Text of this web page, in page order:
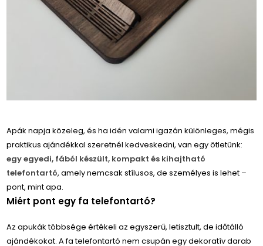
Apák napja közeleg, és ha idén valami igazán különleges, mégis
praktikus ajándékkal szeretnél kedveskedni, van egy ötletünk:
egy egyedi, fából készült, kompakt és kihajtható
telefontartó, amely nemcsak stílusos, de személyes is lehet –
pont, mint apa.
Miért pont egy fa telefontartó?
Az apukák többsége értékeli az egyszerű, letisztult, de időtálló
ajándékokat. A fa telefontartó nem csupán egy dekoratív darab